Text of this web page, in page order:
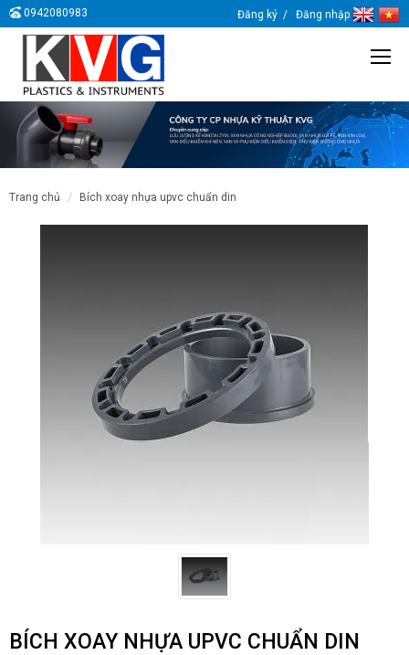
0942080983 Đăng ký Đăng nhập
trang chủ bích xoay nhựa upvc chuẩn din
BÍCH XOAY NHỰA UPVC CHUẨN DIN